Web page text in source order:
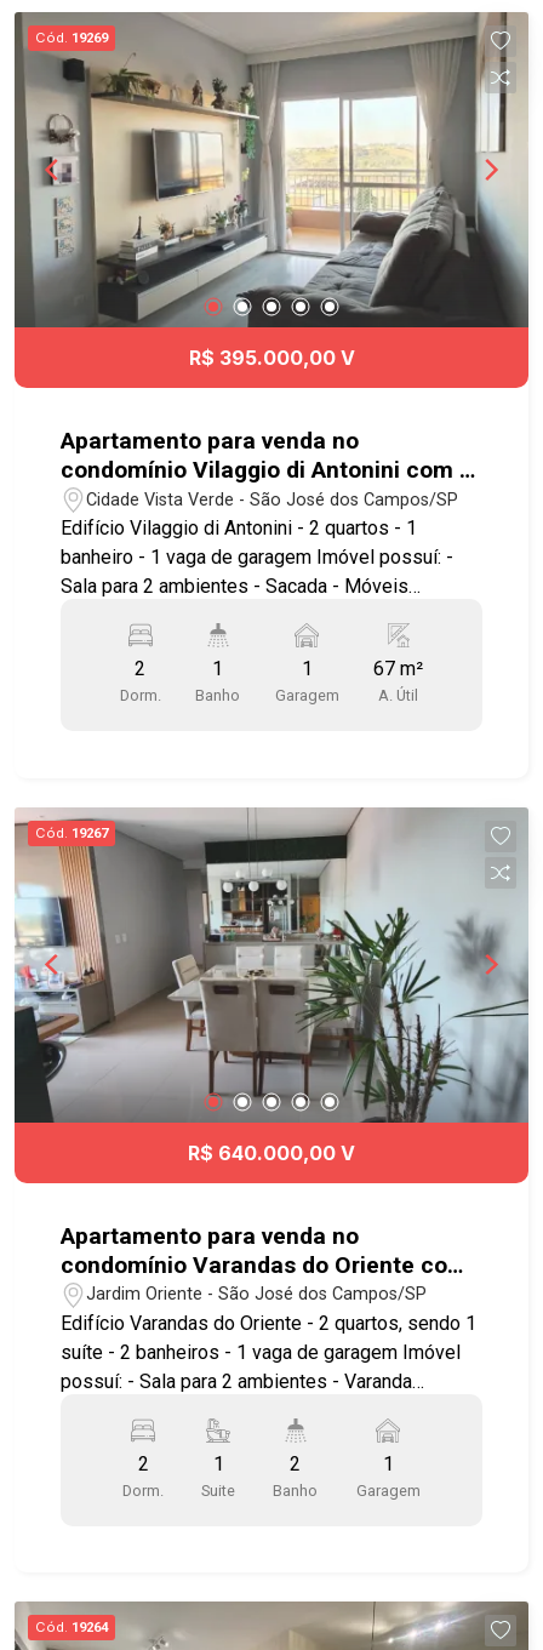
Quadra - Brinquedoteca - Playground - Mercado
Excelente localização, próximo do Shopping
Oriente, academia Panobianco e
comércio/serviços em geral. Fácil acesso à
Rodovia Dutra e ao sistema viário da cidade.
Agende já sua visita!! #imobiliaria
#geraçãoimóveis #aptolocação
#aptolocaçãoSJC #JardimAmérica
Cód. 19269
R$ 395.000,00 V
Apartamento para venda no
condomínio Vilaggio di Antonini com 2
quartos e 1 vaga de garagem - 67 m² -
No bairro Vista Verde - SJC
Cidade Vista Verde - São José dos Campos/SP
Edifício Vilaggio di Antonini - 2 quartos - 1
banheiro - 1 vaga de garagem Imóvel possuí: -
Sala para 2 ambientes - Sacada - Móveis
estilo americana, planejada - Área de serviço -
Vista permanente para as montanhas - Sol da
Hospital Municipal, além de contar com amplo
comércio nos arredores, Padaria Flamboyant,
bancos e lojas. Acesso fácil à Rodovia
Presidente Dutra, à Via Cambuí e às principais
regiões da cidade. Agende já sua visita!!
#imobiliaria #geraçãoimóveis #aptovenda
#aptovendaSJC #VistaVerde #aceitapet
2
Dorm.
1
Banho
1
Garagem
67 m²
A. Útil
Cód. 19267
R$ 640.000,00 V
Apartamento para venda no
condomínio Varandas do Oriente com
2 quartos sendo 1 suíte - 77 m² - No
bairro Jardim Oriente - SJC
Jardim Oriente - São José dos Campos/SP
Edifício Varandas do Oriente - 2 quartos, sendo 1
suíte - 2 banheiros - 1 vaga de garagem Imóvel
possuí: - Sala para 2 ambientes - Varanda
americana, planejada - Armários planejados - Ar
condicionado na suíte - Área de serviço com
armários Infraestrutura do condomínio: - Salão de
Supermercado Shibata. Fácil acesso a comércios,
escolas, transporte público e serviços
2
Dorm.
1
Suite
2
Banho
1
Garagem
Cód. 19264